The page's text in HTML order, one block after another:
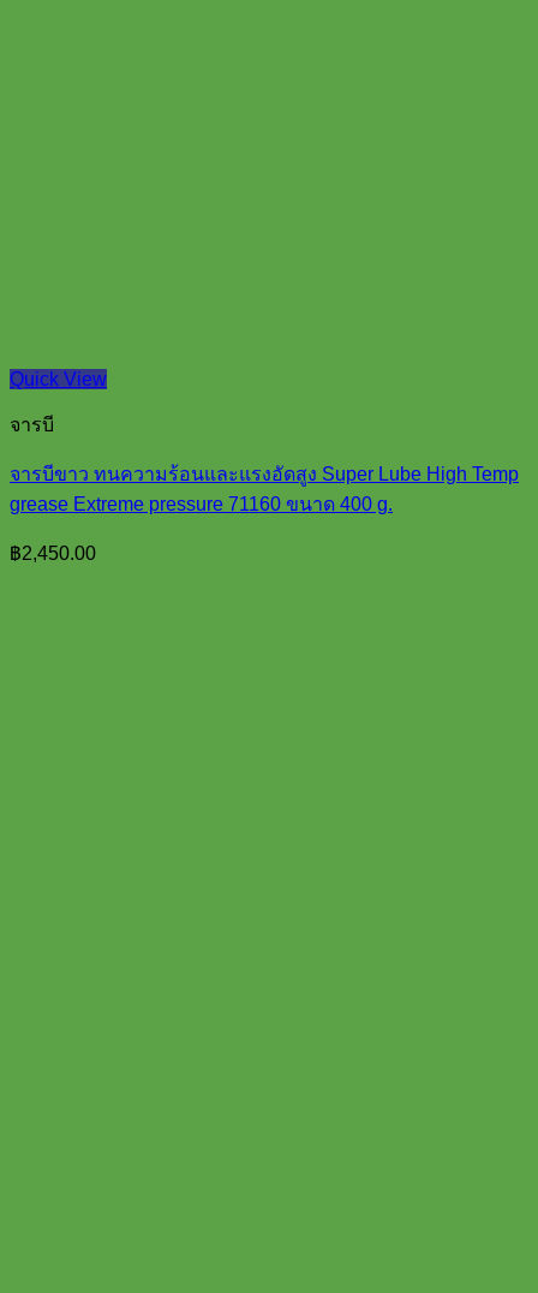
Quick View
จารบี
จารบีขาว ทนความร้อนและแรงอัดสูง Super Lube High Temp
grease Extreme pressure 71160 ขนาด 400 g.
฿2,450.00